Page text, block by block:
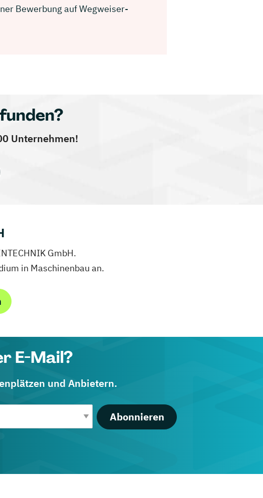
Bewerbung auf Wegweiser-
Unternehmen!
GmbH.
in Maschinenbau an.
E-Mail?
und Anbietern.
Abonnieren